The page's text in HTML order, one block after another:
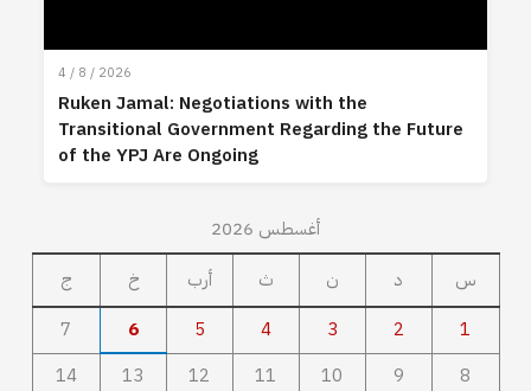
4 / 8 / 2026
Ruken Jamal: Negotiations with the
Transitional Government Regarding the Future
of the YPJ Are Ongoing
أغسطس 2026
س
د ن ث أرب خ
ج
1
2
3
4
5
6
7
8
9
10
11
12
13
14